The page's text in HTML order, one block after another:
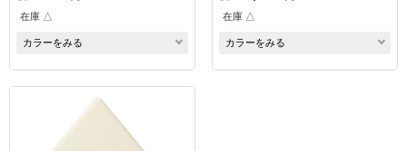
在庫 △
カラーをみる
在庫 △
カラーをみる